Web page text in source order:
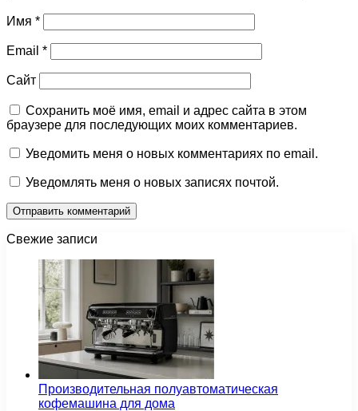
Имя *
Email *
Сайт
Сохранить моё имя, email и адрес сайта в этом
браузере для последующих моих комментариев.
Уведомить меня о новых комментариях по email.
Уведомлять меня о новых записях почтой.
Свежие записи
Производительная полуавтоматическая
кофемашина для дома